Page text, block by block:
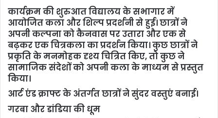
कार्यक्रम की शुरुआत विद्यालय के सभागार में
आयोजित कला और शिल्प प्रदर्शनी से हुई। छात्रों ने
अपनी कल्पना को कैनवास पर उतारा और एक से
बढ़कर एक चित्रकला का प्रदर्शन किया। कुछ छात्रों ने
प्रकृति के मनमोहक दृश्य चित्रित किए, तो कुछ ने
सामाजिक संदेशों को अपनी कला के माध्यम से प्रस्तुत
किया।
आर्ट एंड क्राफ्ट के अंतर्गत छात्रों ने सुंदर वस्तुएं बनाई।
गरबा और डांडिया की धूम